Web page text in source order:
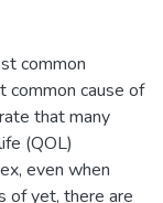
common
common cause of
that many
(QOL)
even when
of yet, there are